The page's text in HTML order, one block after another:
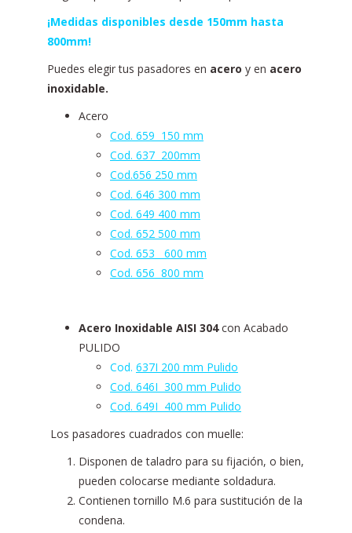
¡Medidas disponibles desde 150mm hasta
800mm!
Puedes elegir tus pasadores en acero y en acero
inoxidable.
Acero
Cod. 659 150 mm
Cod. 637 200mm
Cod.656 250 mm
Cod. 646 300 mm
Cod. 649 400 mm
Cod. 652 500 mm
Cod. 653 600 mm
Cod. 656 800 mm
Acero Inoxidable AISI 304con Acabado
PULIDO
Cod. 637I 200 mm Pulido
Cod. 646I 300 mm Pulido
Cod. 649I 400 mm Pulido
Los pasadores cuadrados con muelle:
Disponen de taladro para su fijación, o bien,
pueden colocarse mediante soldadura.
Contienen tornillo M.6 para sustitución de la
condena.